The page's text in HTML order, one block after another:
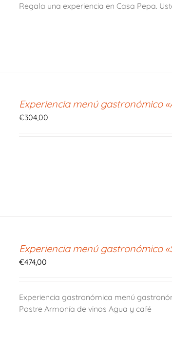
Regala una experiencia en Casa Pepa.
Experiencia menú gastronómico
€304,00
Experiencia menú gastronómico
€474,00
Experiencia gastronómica menú
Postre Armonía de vinos Agua y café